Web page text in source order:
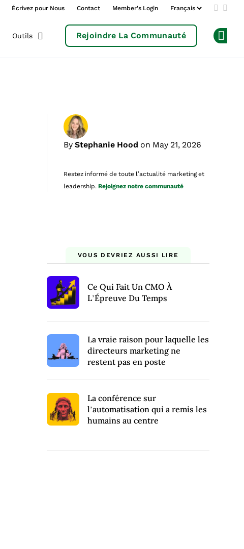
Écrivez pour Nous Contact Member's Login Add us
Outils Rejoindre La Communauté
By Stephanie Hood on May 21, 2026
Restez informé de toute l’actualité marketing et
leadership. Rejoignez notre communauté
VOUS DEVRIEZ AUSSI LIRE
Ce Qui Fait Un CMO À
L’Épreuve Du Temps
La vraie raison pour laquelle les
directeurs marketing ne
restent pas en poste
La conférence sur
l’automatisation qui a remis les
humains au centre